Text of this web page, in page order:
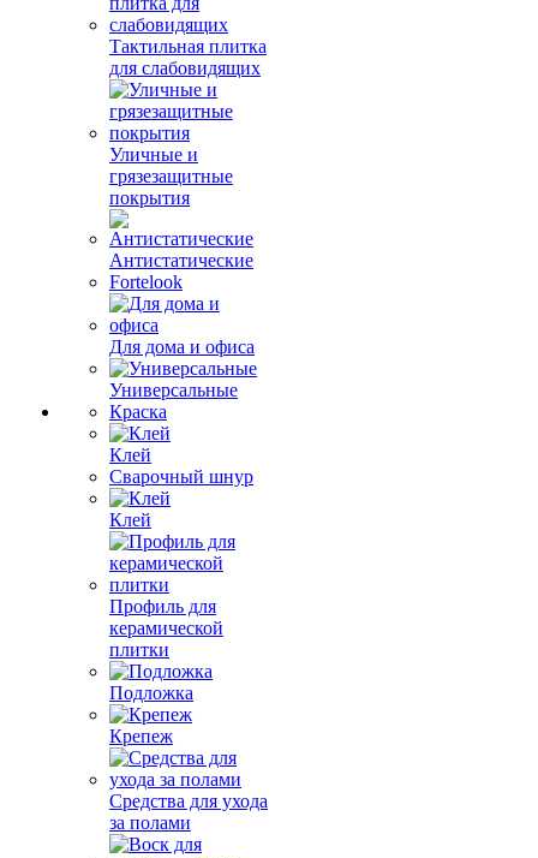
Тактильная плитка
для слабовидящих
Уличные и
грязезащитные
покрытия
Антистатические
Fortelook
Для дома и офиса
Универсальные
Краска
Клей
Сварочный шнур
Клей
Профиль для
керамической
плитки
Подложка
Крепеж
Средства для ухода
за полами